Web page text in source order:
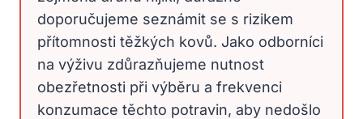
doporučujeme seznámit se s rizikem
přítomnosti těžkých kovů. Jako odborníci
na výživu zdůrazňujeme nutnost
obezřetnosti při výběru a frekvenci
konzumace těchto potravin, aby nedošlo